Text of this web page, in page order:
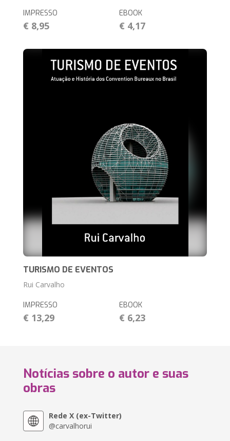
IMPRESSO
€ 8,95
EBOOK
€ 4,17
TURISMO DE EVENTOS
Rui Carvalho
IMPRESSO
€ 13,29
EBOOK
€ 6,23
Notícias sobre o autor e suas
obras
Rede X (ex-Twitter)
@carvalhorui